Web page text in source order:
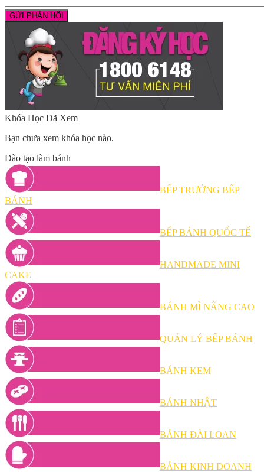
Khóa Học Đã Xem
Bạn chưa xem khóa học nào.
Đào tạo làm bánh
BẾP TRƯỞNG BẾP
BÁNH
BẾP BÁNH QUỐC TẾ
HANDMADE MINI
CAKE
BÁNH MÌ NÂNG CAO
QUẢN LÝ BẾP BÁNH
BÁNH KEM
BÁNH NHẬT
BÁNH ĐÀI LOAN
BÁNH KINH DOANH